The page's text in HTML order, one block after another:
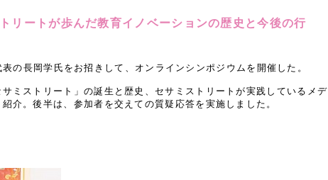
リートが歩んだ教育イノベーションの歴史と今後の行
長岡学氏をお招きして、オンラインシンポジウムを開催した。
ミストリート」の誕生と歴史、セサミストリートが実践しているメデ
介。後半は、参加者を交えての質疑応答を実施しました。